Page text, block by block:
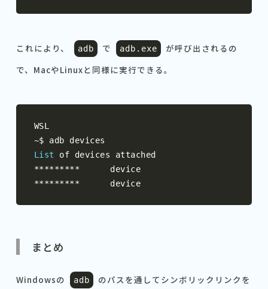
これにより、 adb で adb . exe
が呼び出されるの
で、MacやLinuxと同様に実行できる。
~
List
*********
*********
      device
まとめ
Windowsの adb
のパスを通してシンボリックリンクを